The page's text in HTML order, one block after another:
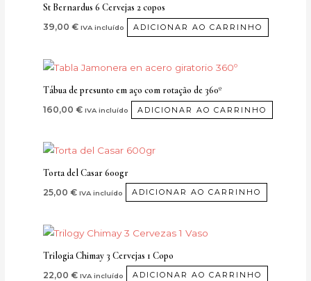
St Bernardus 6 Cervejas 2 copos
39,00€ IVA incluído ADICIONAR AO CARRINHO
Tábua de presunto em aço com rotação de 360º
160,00€ IVA incluído ADICIONAR AO CARRINHO
Torta del Casar 600gr
25,00€ IVA incluído ADICIONAR AO CARRINHO
Trilogia Chimay 3 Cervejas 1 Copo
22,00€ IVA incluído ADICIONAR AO CARRINHO